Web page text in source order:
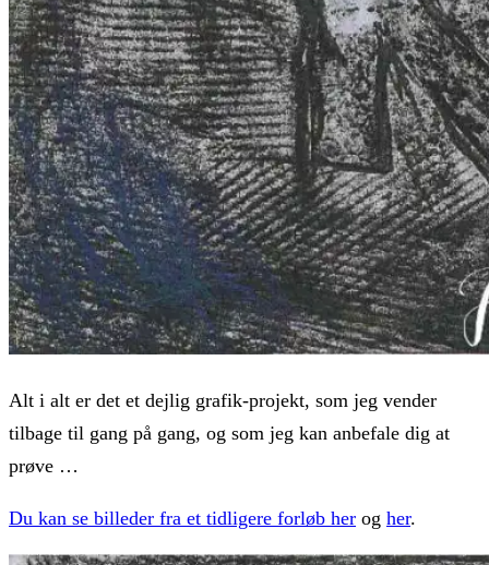
Alt i alt er det et dejlig grafik-projekt, som jeg vender
tilbage til gang på gang, og som jeg kan anbefale dig at
prøve …
Du kan se billeder fra et tidligere forløb her og her.